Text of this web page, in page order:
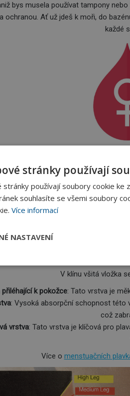
bys musela používat tampony
ochranou. Ať už jdeš k moři, do
každé
vypadají jako běžné plavky, ale v
krev uvnitř. Do okolní vody se nic
Svrchní materiál plavek je
plavkyjsou navíc navrženy tak,
kalhotek nejsou dělané na
V klínu všitá vložka
k pokožce: Tato vrstva je
: Vysoká absorpční schopnost této
což
vrstva: Tato vrstva je klíčová pro
Více o menstuačních
stránky používají
používají soubory cookie ke
souhlasíte se všemi soubory
Více informací
NASTAVENÍ